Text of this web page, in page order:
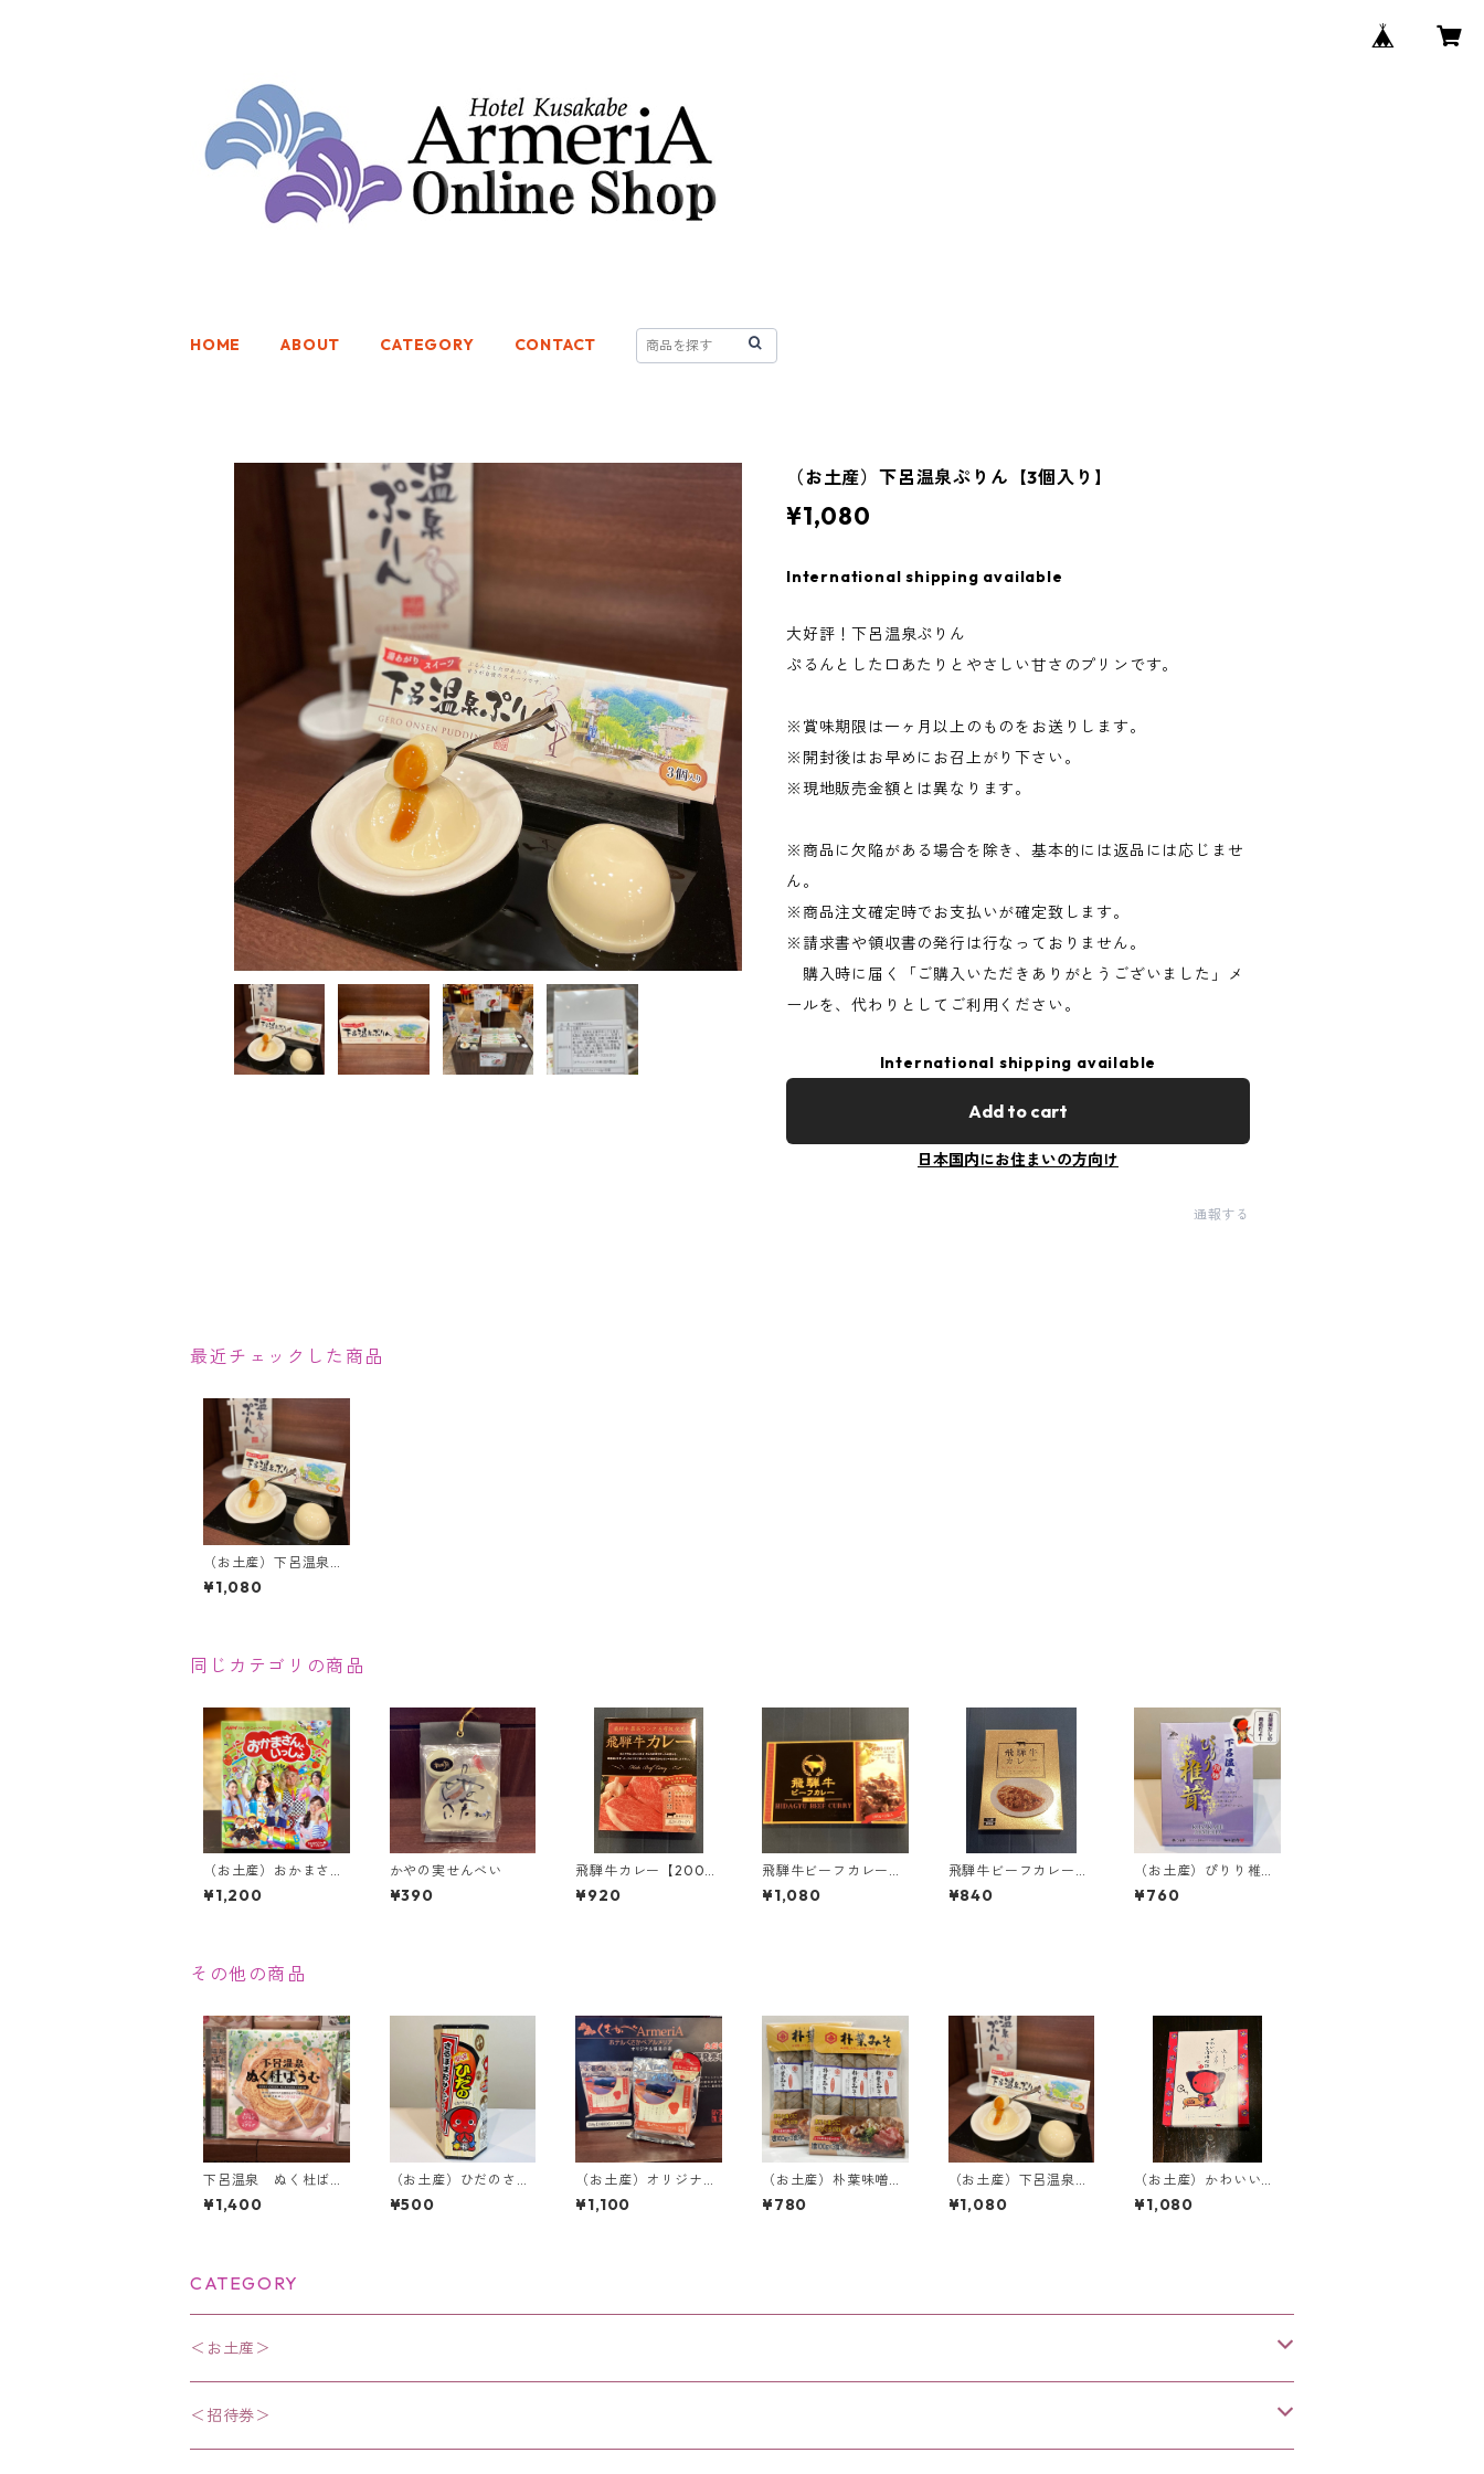
HOME ABOUT CATEGORY CONTACT
（お土産）下呂温泉ぷりん【3個入り】
¥1,080
International shipping available
大好評！下呂温泉ぷりん
ぷるんとした口あたりとやさしい甘さのプリンです。
※賞味期限は一ヶ月以上のものをお送りします。
※開封後はお早めにお召上がり下さい。
※現地販売金額とは異なります。
※商品に欠陥がある場合を除き、基本的には返品には応じませ
ん。
※商品注文確定時でお支払いが確定致します。
※請求書や領収書の発行は行なっておりません。
購入時に届く「ご購入いただきありがとうございました」メ
ールを、代わりとしてご利用ください。
International shipping available
Add to cart
日本国内にお住まいの方向け
通報する
最近チェックした商品
（お土産）下呂温泉ぷ
りん【3個入り】
¥1,080
同じカテゴリの商品
（お土産）おかまさん
といっしょ【16枚入
り】＜当館限定＞
¥1,200
かやの実せんべい
¥390
飛騨牛カレー【200
g】
¥920
飛騨牛ビーフカレー
【160g×2袋入】
¥1,080
飛騨牛ビーフカレー
【200g】
¥840
（お土産）ぴりり椎茸
【270g入り】＜当館
限定＞
¥760
その他の商品
下呂温泉 ぬく杜ばう
む
¥1,400
（お土産）ひだのさる
ぼぼおみくじクッキー
12枚入り＜飛騨限定＞
¥500
（お土産）オリジナル
温泉の素【250g入
り】＜当館限定＞
¥1,100
（お土産）朴葉味噌
【100g×3食入り】
¥780
（お土産）下呂温泉ぷ
りん【3個入り】
¥1,080
（お土産）かわいいさ
るぼぼ伝説【24枚入
り】＜飛騨限定＞
¥1,080
CATEGORY
＜お土産＞
・お菓子
＜招待券＞